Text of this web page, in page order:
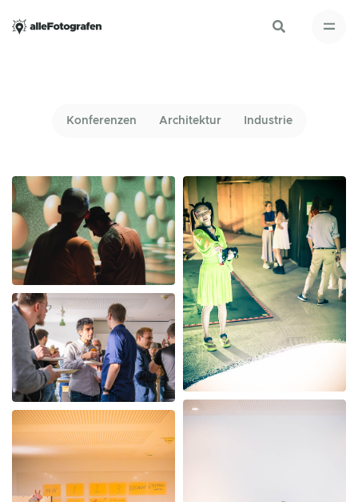
Konferenzen Architektur Industrie